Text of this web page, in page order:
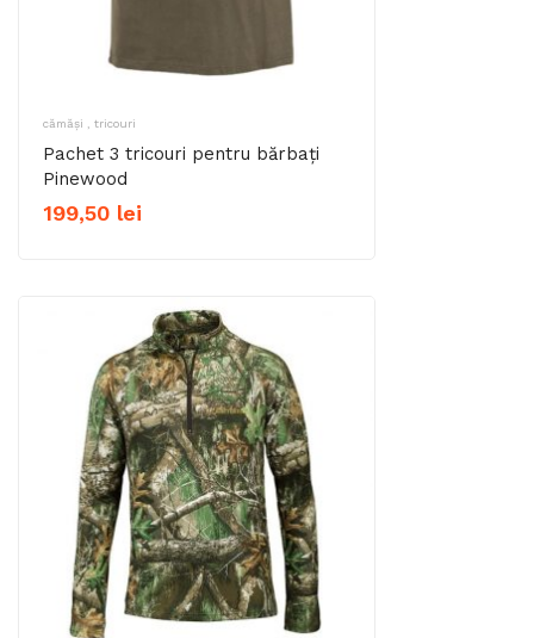
cămăși , tricouri
Pachet 3 tricouri pentru bărbați
Pinewood
199,50 lei